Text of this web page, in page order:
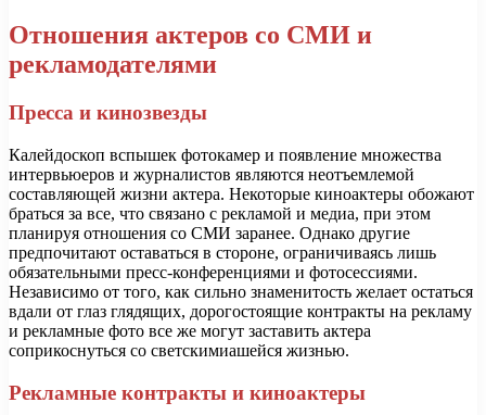
Отношения актеров со СМИ и
рекламодателями
Пресса и кинозвезды
Калейдоскоп вспышек фотокамер и появление множества
интервьюеров и журналистов являются неотъемлемой
составляющей жизни актера. Некоторые киноактеры обожают
браться за все, что связано с рекламой и медиа, при этом
планируя отношения со СМИ заранее. Однако другие
предпочитают оставаться в стороне, ограничиваясь лишь
обязательными пресс-конференциями и фотосессиями.
Независимо от того, как сильно знаменитость желает остаться
вдали от глаз глядящих, дорогостоящие контракты на рекламу
и рекламные фото все же могут заставить актера
соприкоснуться со светскимиашейся жизнью.
Рекламные контракты и киноактеры